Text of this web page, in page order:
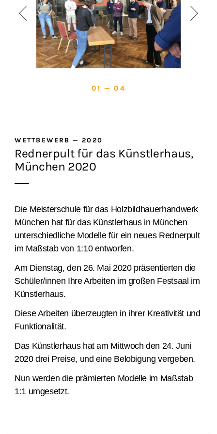
01 — 04
WETTBEWERB—2020
Rednerpult für das Künstlerhaus,
München 2020
DieMeisterschule für das Holzbildhauerhandwerk
München hat für das Künstlerhaus in München
unterschiedlicheModelle für ein neues Rednerpult
im Maßstab von 1:10 entworfen.
Am Dienstag, den 26. Mai 2020 präsentierten die
Schüler/innen Ihre Arbeiten im großen Festsaal im
Künstlerhaus.
Diese Arbeiten überzeugten in ihrer Kreativität und
Funktionalität.
Das Künstlerhaus hat am Mittwoch den 24. Juni
2020 drei Preise, und eine Belobigung vergeben.
Nun werdendie prämierten Modelle im Maßstab
1:1 umgesetzt.